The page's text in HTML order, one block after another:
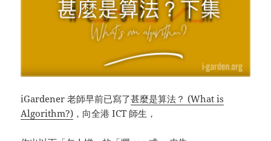
iGardener 老師早前已寫了甚麼是算法？ (What is
Algorithm?) ，向全港 ICT 師生，